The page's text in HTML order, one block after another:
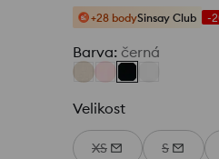
+28 bodySinsay Club -
Barva: černá
Velikost
XS S